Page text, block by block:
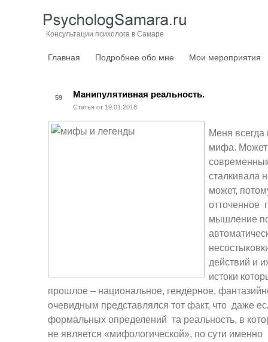
Консультации психолога в Самаре
Главная Подробнее обо мне Мои мероприятия
59 Манипулятивная реальность.
Статья от 19.01.2018
Меня всегда
мифа. Может
сталкивала
может,
отточенное
мышление
действий и
истоки
прошлое – национальное, гендерное,
очевидным представлялся тот факт, что даже
формальных определений та реальность, в
не является «мифологической», по сути